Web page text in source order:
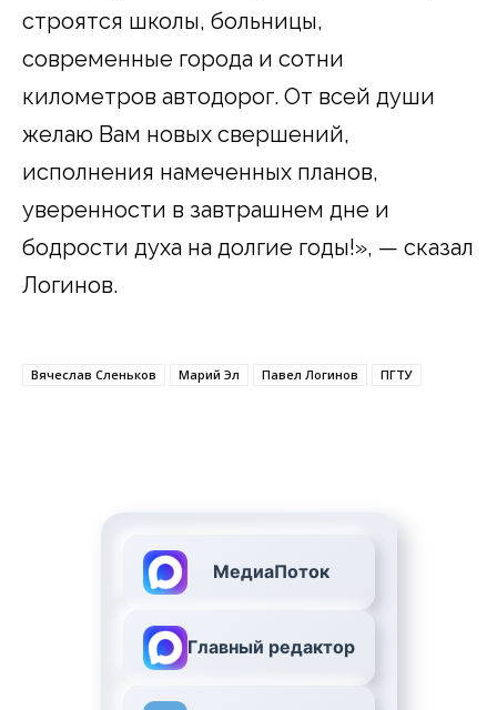
строятся школы, больницы,
современные города и сотни
километров автодорог. От всей души
желаю Вам новых свершений,
исполнения намеченных планов,
уверенности в завтрашнем дне и
бодрости духа на долгие годы!», — сказал
Логинов.
Вячеслав Сленьков Марий Эл Павел Логинов ПГТУ
МедиаПоток
Главный редактор